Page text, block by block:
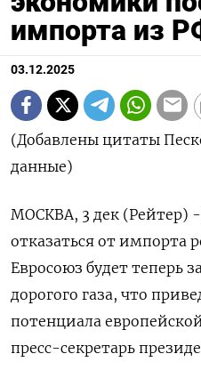
импорта из
03.12.2025
(Добавлены цитаты
данные)
МОСКВА, 3 дек
отказаться от импорта
Евросоюз будет теперь
дорогого газа, что
потенциала
пресс-секретарь